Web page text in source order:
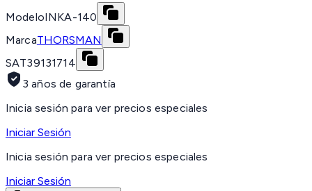
ModeloINKA-140
MarcaTHORSMAN
SAT39131714
3 años de garantía
Inicia sesión para ver precios especiales
Iniciar Sesión
Inicia sesión para ver precios especiales
Iniciar Sesión